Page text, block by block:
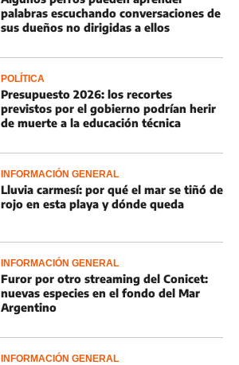
palabras escuchando conversaciones de
sus dueños no dirigidas a ellos
POLÍTICA
Presupuesto 2026: los recortes
previstos por el gobierno podrían herir
de muerte a la educación técnica
INFORMACIÓN GENERAL
Lluvia carmesí: por qué el mar se tiñó de
rojo en esta playa y dónde queda
INFORMACIÓN GENERAL
Furor por otro streaming del Conicet:
nuevas especies en el fondo del Mar
Argentino
INFORMACIÓN GENERAL